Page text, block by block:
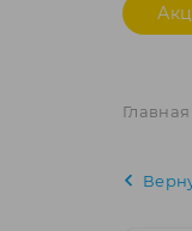
Главная